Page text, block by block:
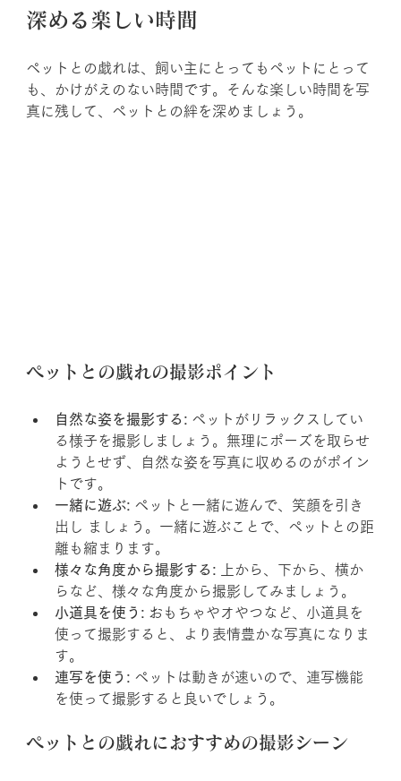
深める楽しい時間
ペットとの戯れは、飼い主にとってもペットにとって
も、かけがえのない時間です。そんな楽しい時間を写
真に残して、ペットとの絆を深めましょう。
ペットとの戯れの撮影ポイント
自然な姿を撮影する: ペットがリラックスしてい
る様子を撮影しましょう。無理にポーズを取らせ
ようとせず、自然な姿を写真に収めるのがポイン
トです。
一緒に遊ぶ: ペットと一緒に遊んで、笑顔を引き
出し ましょう。一緒に遊ぶことで、ペットとの距
離も縮まります。
様々な角度から撮影する: 上から、下から、横か
らなど、様々な角度から撮影してみましょう。
小道具を使う: おもちゃやオやつなど、小道具を
使って撮影すると、より表情豊かな写真になりま
す。
連写を使う: ペットは動きが速いので、連写機能
を使って撮影すると良いでしょう。
ペットとの戯れにおすすめの撮影シーン